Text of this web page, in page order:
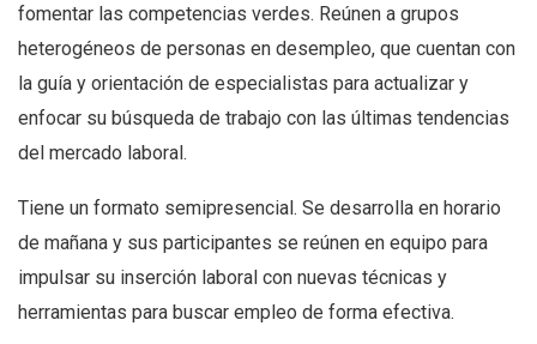
fomentar las competencias verdes. Reúnen a grupos
heterogéneos de personas en desempleo, que cuentan con
la guía y orientación de especialistas para actualizar y
enfocar su búsqueda de trabajo con las últimas tendencias
del mercado laboral.
Tiene un formato semipresencial. Se desarrolla en horario
de mañana y sus participantes se reúnen en equipo para
impulsar su inserción laboral con nuevas técnicas y
herramientas para buscar empleo de forma efectiva.